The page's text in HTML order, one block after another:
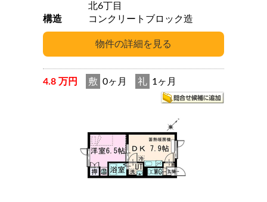
北6丁目
構造
コンクリートブロック造
4.8 万円 敷 0ヶ月 礼 1ヶ月